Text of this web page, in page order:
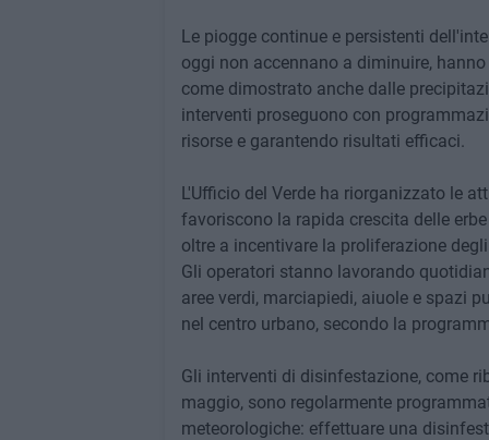
Le piogge continue e persistenti
oggi non accennano a diminuire,
come dimostrato anche dalle
interventi proseguono con
risorse e garantendo risultati efficaci.
L'Ufficio del Verde ha riorganizzato le
favoriscono la rapida crescita delle
oltre a incentivare la proliferazione
Gli operatori stanno lavorando
aree verdi, marciapiedi, aiuole e spazi
nel centro urbano, secondo la
Gli interventi di disinfestazione, come
maggio, sono regolarmente
meteorologiche: effettuare una